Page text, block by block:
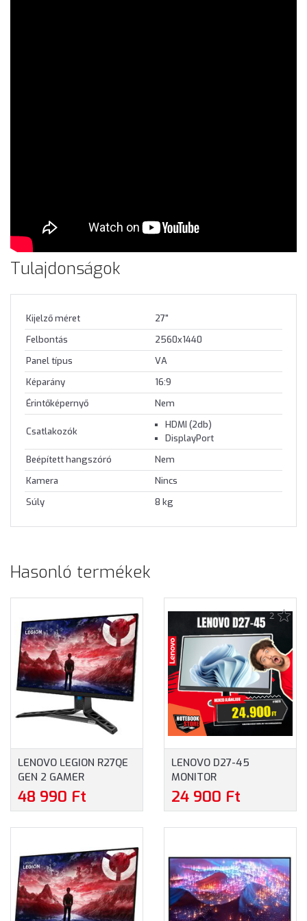
Tulajdonságok
Kijelző méret
27"
Felbontás
2560x1440
Panel típus
VA
Képarány
16:9
Érintőképernyő
Nem
Csatlakozók
HDMI (2db)
DisplayPort
Beépített hangszóró
Nem
Kamera
Nincs
Súly
8 kg
Hasonló termékek
LENOVO LEGION R27QE
GEN 2 GAMER
FREESYNC MONITOR
(68C7GAC3EU) - 27.0"
VESA, 2XHDMI,
DISPLAYPORT, AMD
FREESYNC PREMIUM, 3
ÉV GARANCIA, FEKETE
SZÍNBEN
48 990 Ft
2
LENOVO D27-45
MONITOR
(67A5KAC6EU) - 27.0"
FULLHD (1920X1080),
FEKETE SZÍNBEN
24 900 Ft